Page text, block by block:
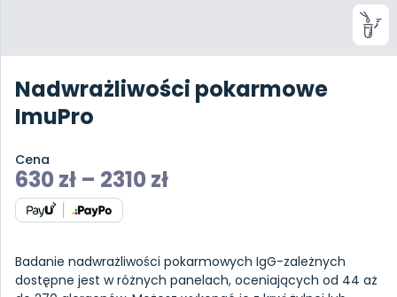
Nadwrażliwości pokarmowe
ImuPro
Cena
630 zł – 2310 zł
Badanie nadwrażliwości pokarmowych IgG-zależnych
dostępne jest w różnych panelach, oceniających od 44 aż